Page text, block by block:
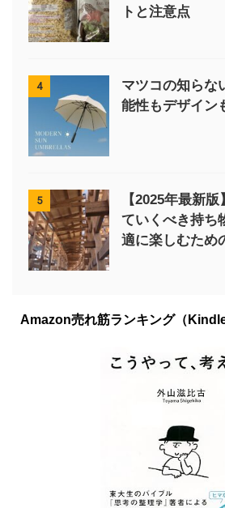
トと注意点
4
マツコの知らな
能性もデザイン
5
【2025年最新
ていくべき持ち
適に楽しむため
Amazon売れ筋ランキング（Kindle